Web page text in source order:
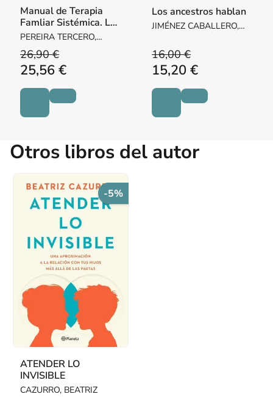
Manual de Terapia
Famliar Sistémica. La
Terapia Familiar en
situaciones especial
PEREIRA TERCERO,
ROBERTO
26,90 €
25,56 €
Los ancestros hablan
JIMÉNEZ CABALLERO,
ANA
16,00 €
15,20 €
Otros libros del autor
-5%
ATENDER LO
INVISIBLE
CAZURRO, BEATRIZ